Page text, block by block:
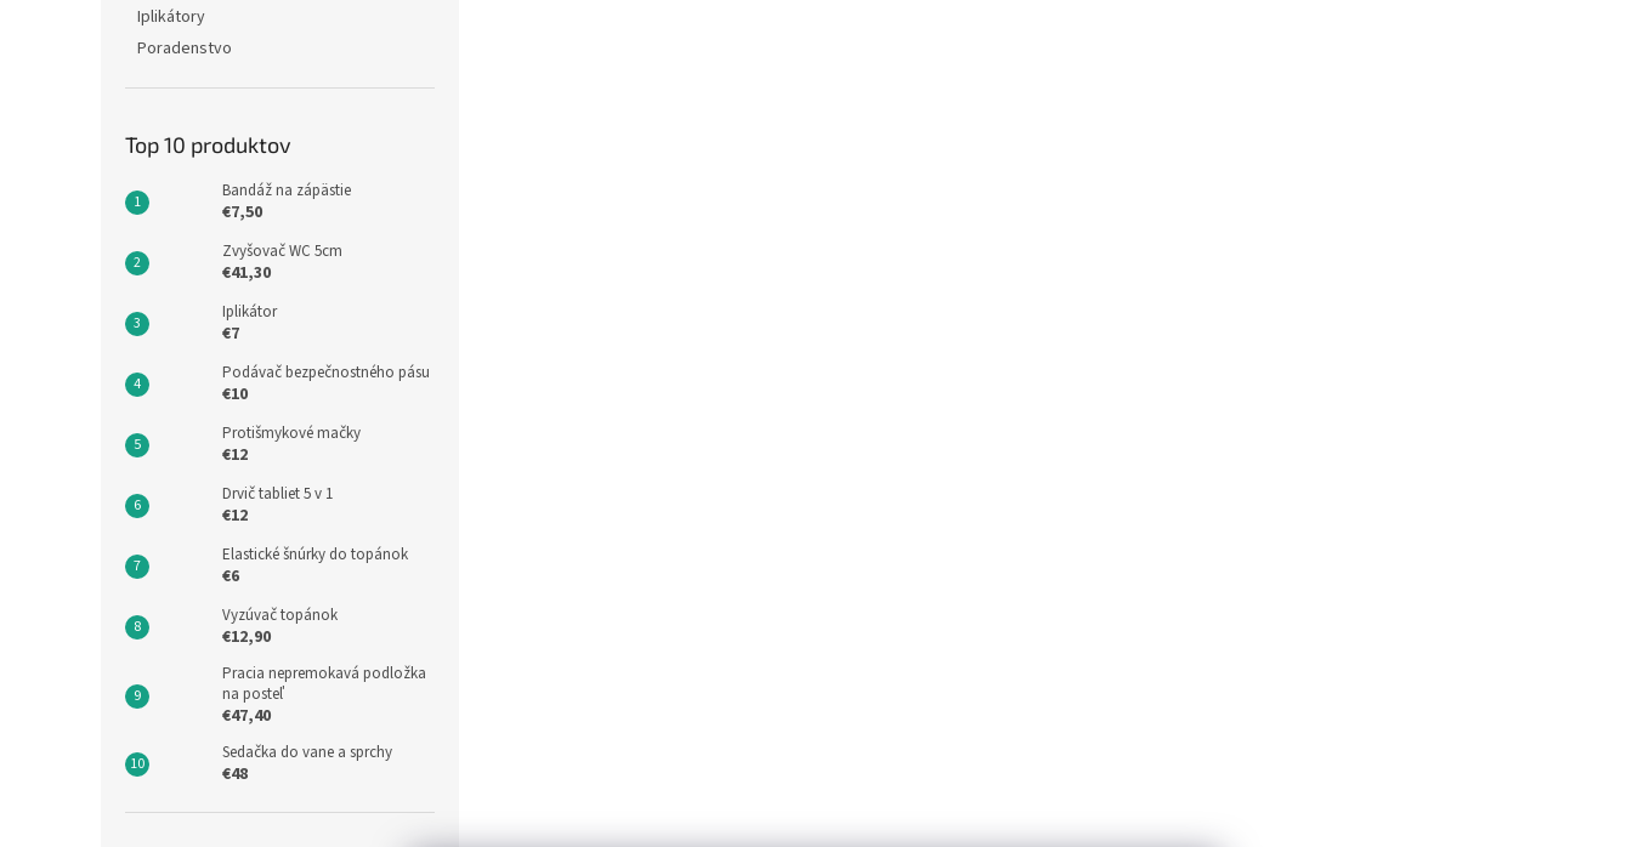
Iplikátory
Poradenstvo
Top 10 produktov
Bandáž na zápästie
€7,50
Zvyšovač WC 5cm
€41,30
Iplikátor
€7
Podávač bezpečnostného pásu
€10
Protišmykové mačky
€12
Drvič tabliet 5 v 1
€12
Elastické šnúrky do topánok
€6
Vyzúvač topánok
€12,90
Pracia nepremokavá podložka
na posteľ
€47,40
Sedačka do vane a sprchy
€48